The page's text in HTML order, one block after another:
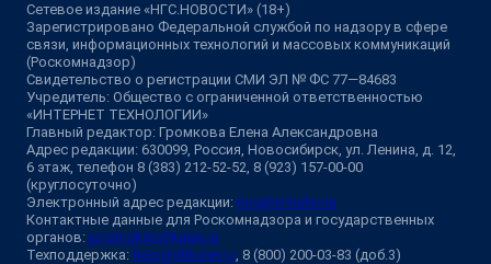
Сетевое издание «НГС.НОВОСТИ» (18+)
Зарегистрировано Федеральной службой по надзору в сфере
связи, информационных технологий и массовых коммуникаций
(Роскомнадзор)
Свидетельство о регистрации СМИ ЭЛ № ФС 77—84683
Учредитель: Общество с ограниченной ответственностью
«ИНТЕРНЕТ ТЕХНОЛОГИИ»
Главный редактор: Громкова Елена Александровна
Адрес редакции: 630099, Россия, Новосибирск, ул. Ленина, д. 12,
6 этаж, телефон 8 (383) 212-52-52, 8 (923) 157-00-00
(круглосуточно)
Электронный адрес редакции: ngs@shkulev.ru
Контактные данные для Роскомнадзора и государственных
органов: juristnsk@shkulev.ru
Техподдержка: help@shkulev.ru, 8 (800) 200-03-83 (доб.3)